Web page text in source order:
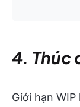
4. Thúc
Giới hạn